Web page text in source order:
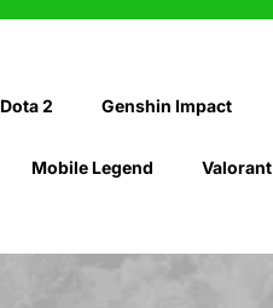
Dota 2 Genshin Impact
Mobile Legend Valorant